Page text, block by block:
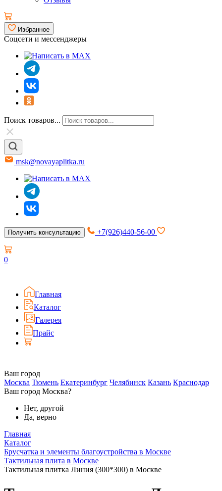
Избранное
Соцсети и мессенджеры
Поиск товаров...
msk@novayaplitka.ru
Получить консультацию +7(926)440-56-00
0
Главная
Каталог
Галерея
Прайс
Ваш город
Москва Тюмень Екатеринбург Челябинск Казань Краснодар
Ваш город Москва?
Нет, другой
Да, верно
Главная
Каталог
Брусчатка и элементы благоустройства в Москве
Тактильная плита в Москве
Тактильная плитка Линия (300*300) в Москве